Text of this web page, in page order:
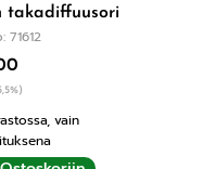
takadiffuusori
71612
vain